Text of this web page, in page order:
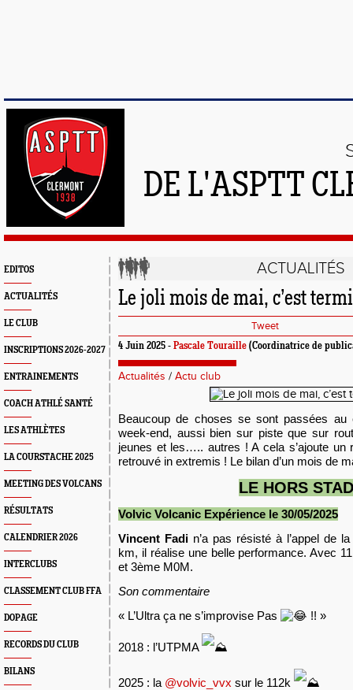
DE L'ASPTT
EDITOS
ACTUALITÉS
LE CLUB
INSCRIPTIONS 2026-2027
ENTRAINEMENTS
COACH ATHLÉ SANTÉ
LES ATHLÈTES
LA COURSTACHE 2025
MEETING DES VOLCANS
RÉSULTATS
CALENDRIER 2026
INTERCLUBS
CLASSEMENT CLUB FFA
DOPAGE
RECORDS DU CLUB
BILANS
ACTUALITÉS
Le joli mois de mai, c’est
Tweet
4 Juin 2025 - Pascale Touraille (Coordinatrice de
Actualités / Actu club
Beaucoup de choses se sont passées au
week-end, aussi bien sur piste que sur
jeunes et les….. autres ! A cela s’ajoute un
retrouvé in extremis ! Le bilan d’un mois de
LE HORS
Volvic Volcanic Expérience le 30/05/2025
Vincent Fadi n’a pas résisté à l’appel de
km, il réalise une belle performance. Avec
et 3ème M0M.
Son commentaire
« L’Ultra ça ne s’improvise Pas
!! »
2018 : l’UTPMA
2025 : la @volvic_vvx sur le 112k